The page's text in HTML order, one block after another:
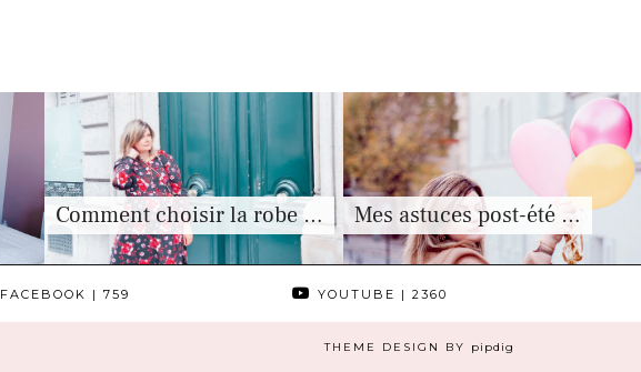
Comment choisir la robe … Mes astuces post-été …
FACEBOOK | 759 YOUTUBE | 2360
THEME DESIGN BY pipdig